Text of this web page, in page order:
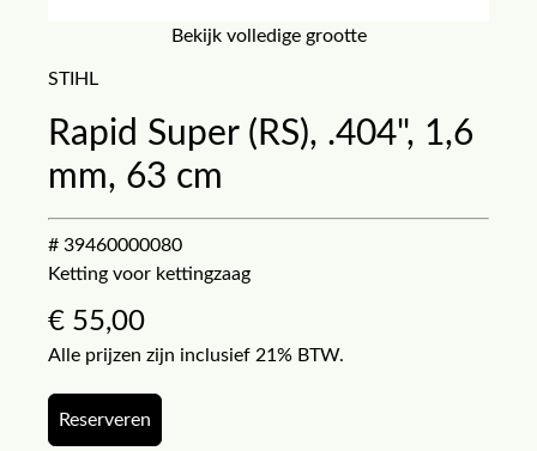
Bekijk volledige grootte
STIHL
Rapid Super (RS), .404", 1,6
mm, 63 cm
# 39460000080
Ketting voor kettingzaag
€ 55,00
Alle prijzen zijn inclusief 21% BTW.
Reserveren